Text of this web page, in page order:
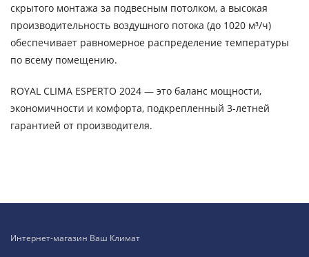
скрытого монтажа за подвесным потолком, а высокая
производительность воздушного потока (до 1020 м³/ч)
обеспечивает равномерное распределение температуры
по всему помещению.
ROYAL CLIMA ESPERTO 2024 — это баланс мощности,
экономичности и комфорта, подкрепленный 3-летней
гарантией от производителя.
Интернет-магазин Ваш Климат